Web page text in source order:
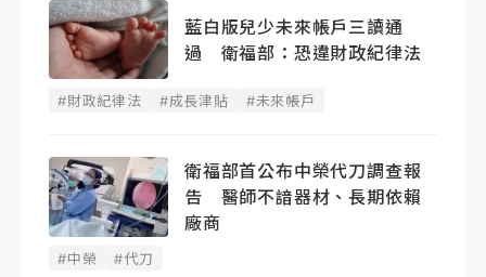
藍白版兒少未來帳戶三讀通
過 衛福部：恐違財政紀律法
#財政紀律法 #成長津貼 #未來帳戶
衛福部首公布中榮代刀調查報
告 醫師不諳器材、長期依賴
廠商
#中榮 #代刀